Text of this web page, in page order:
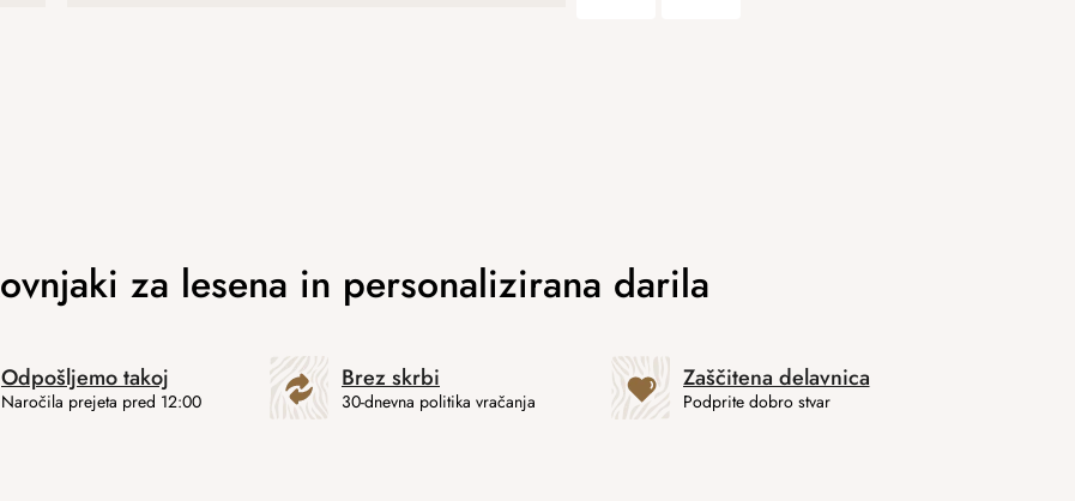
Odpošljemo takoj
Naročila prejeta pred 12:00
Brez skrbi
30-dnevna politika vračanja
Zaščitena delavnica
Podprite dobro stvar